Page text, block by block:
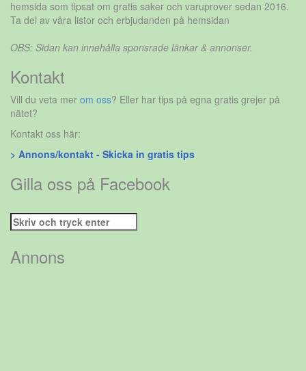
hemsida som tipsat om gratis saker och varuprover sedan 2016.
Ta del av våra listor och erbjudanden på hemsidan
OBS: Sidan kan innehålla sponsrade länkar & annonser.
Kontakt
Vill du veta mer om oss? Eller har tips på egna gratis grejer på
nätet?
Kontakt oss här:
> Annons/kontakt - Skicka in gratis tips
Gilla oss på Facebook
Sök
efter:
Annons